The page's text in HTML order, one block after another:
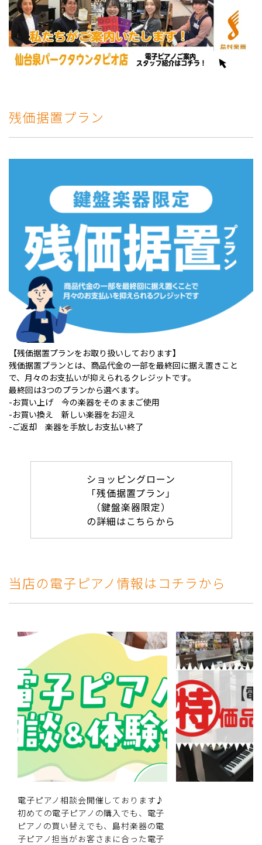
残価据置プラン
【残価据置プランをお取り扱いしております】
残価据置プランとは、商品代金の一部を最終回に据え置きこと
で、月々のお支払いが抑えられるクレジットです。
最終回は3つのプランから選べます。
-お買い上げ 今の楽器をそのままご使用
-お買い換え 新しい楽器をお迎え
-ご返却 楽器を手放しお支払い終了
ショッピングローン
「残価据置プラン」
（鍵盤楽器限定）
の詳細はこちらから
当店の電子ピアノ情報はコチラから
電子ピアノ相談会開催しております♪
初めての電子ピアノの購入でも、電子
ピアノの買い替えでも、島村楽器の電
子ピアノ担当がお客さまに合った電子